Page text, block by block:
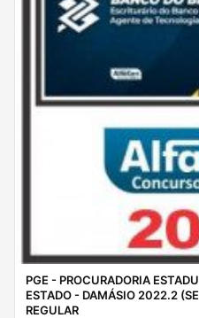
PGE - PROCURADORIA
ESTADO - DAMÁSIO 2022.2
REGULAR